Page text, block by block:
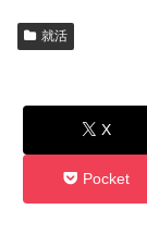
就活
X
Pocket